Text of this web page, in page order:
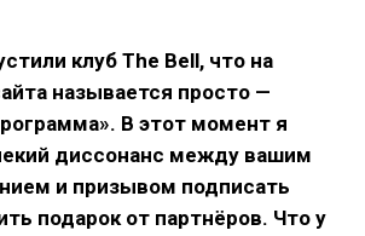
клуб The Bell, что на
называется просто —
В этот момент я
диссонанс между вашим
и призывом подписать
подарок от партнёров. Что у